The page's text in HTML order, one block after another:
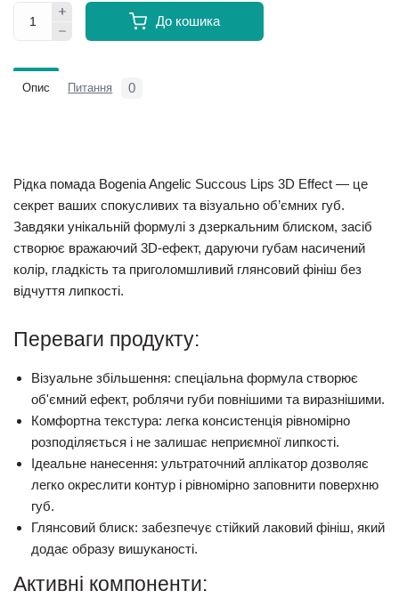
До кошика
Опис Питання 0
Рідка помада Bogenia Angelic Succous Lips 3D Effect — це
секрет ваших спокусливих та візуально об’ємних губ.
Завдяки унікальній формулі з дзеркальним блиском, засіб
створює вражаючий 3D-ефект, даруючи губам насичений
колір, гладкість та приголомшливий глянсовий фініш без
відчуття липкості.
Переваги продукту:
Візуальне збільшення: спеціальна формула створює
об'ємний ефект, роблячи губи повнішими та виразнішими.
Комфортна текстура: легка консистенція рівномірно
розподіляється і не залишає неприємної липкості.
Ідеальне нанесення: ультраточний аплікатор дозволяє
легко окреслити контур і рівномірно заповнити поверхню
губ.
Глянсовий блиск: забезпечує стійкий лаковий фініш, який
додає образу вишуканості.
Активні компоненти: